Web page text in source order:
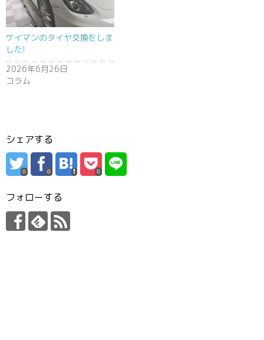
ケイマンのタイヤ交換をしま
した!
2026年6月26日
コラム
シェアする
0 0 0
フォローする